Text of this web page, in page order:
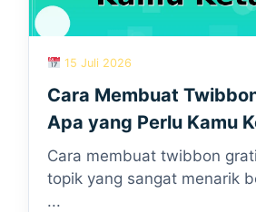
15 Juli 2026
Cara Membuat
Apa yang Perlu Kamu
Cara membuat twibbon
topik yang sangat menarik
...